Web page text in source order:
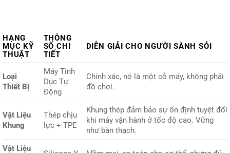
HẠNG
MỤC KỸ
THUẬT
THÔNG
SỐ CHI
TIẾT
DIỄN GIẢI CHO NGƯỜI SÀNH SỎI
Loại
Thiết Bị
Máy Tình
Dục Tự
Động
Chính xác, nó là một cỗ máy, không phải
đồ chơi.
Vật Liệu
Khung
Thép chịu
lực + TPE
Khung thép đảm bảo sự ổn định tuyệt đối
khi máy vận hành ở tốc độ cao. Vững
như bàn thạch.
Vật Liệu